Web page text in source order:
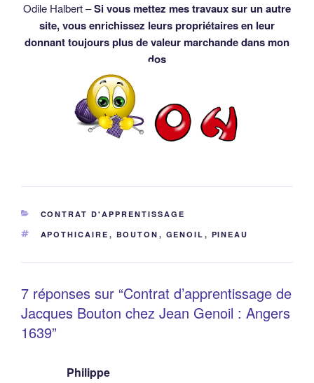
Odile Halbert –Si vous mettez mes travaux sur un autre
site, vous enrichissez leurs propriétaires en leur
donnant toujours plus de valeur marchande dans mon
dos
CATÉGORIES
CONTRAT D'APPRENTISSAGE
ÉTIQUETTES
APOTHICAIRE , BOUTON , GENOIL , PINEAU
7 réponses sur “Contrat d’apprentissage de
Jacques Bouton chez Jean Genoil : Angers
1639”
Philippe